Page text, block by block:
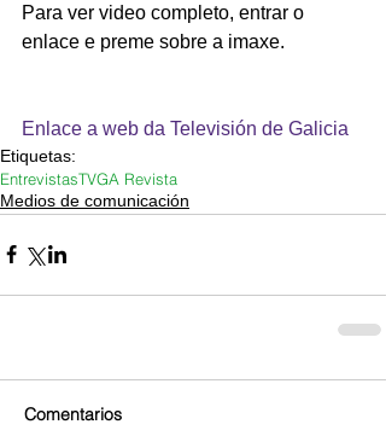
Para ver video completo, entrar o
enlace e preme sobre a imaxe.
Enlace a web da Televisión de Galicia
Etiquetas:
EntrevistasTVGA Revista
Medios de comunicación
Comentarios